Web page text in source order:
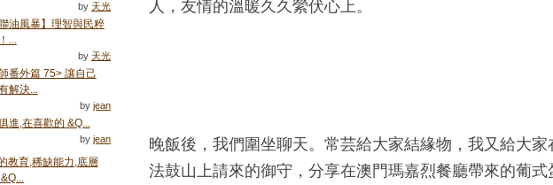
人，友情的溫暖久久縈伏心上。
晚飯後，我們圍坐聊天。常芸給大家結緣物，我又給大家
法鼓山上請來的御守，分享在澳門瑪嘉烈餐廳帶來的葡式
by 天光
聯油風暴】理智與民粹
...
by 天光
番外篇 75> 讓自己
解決...
byjean
進,在喜歡的 &Q...
byjean
教育,稀缺能力,底層